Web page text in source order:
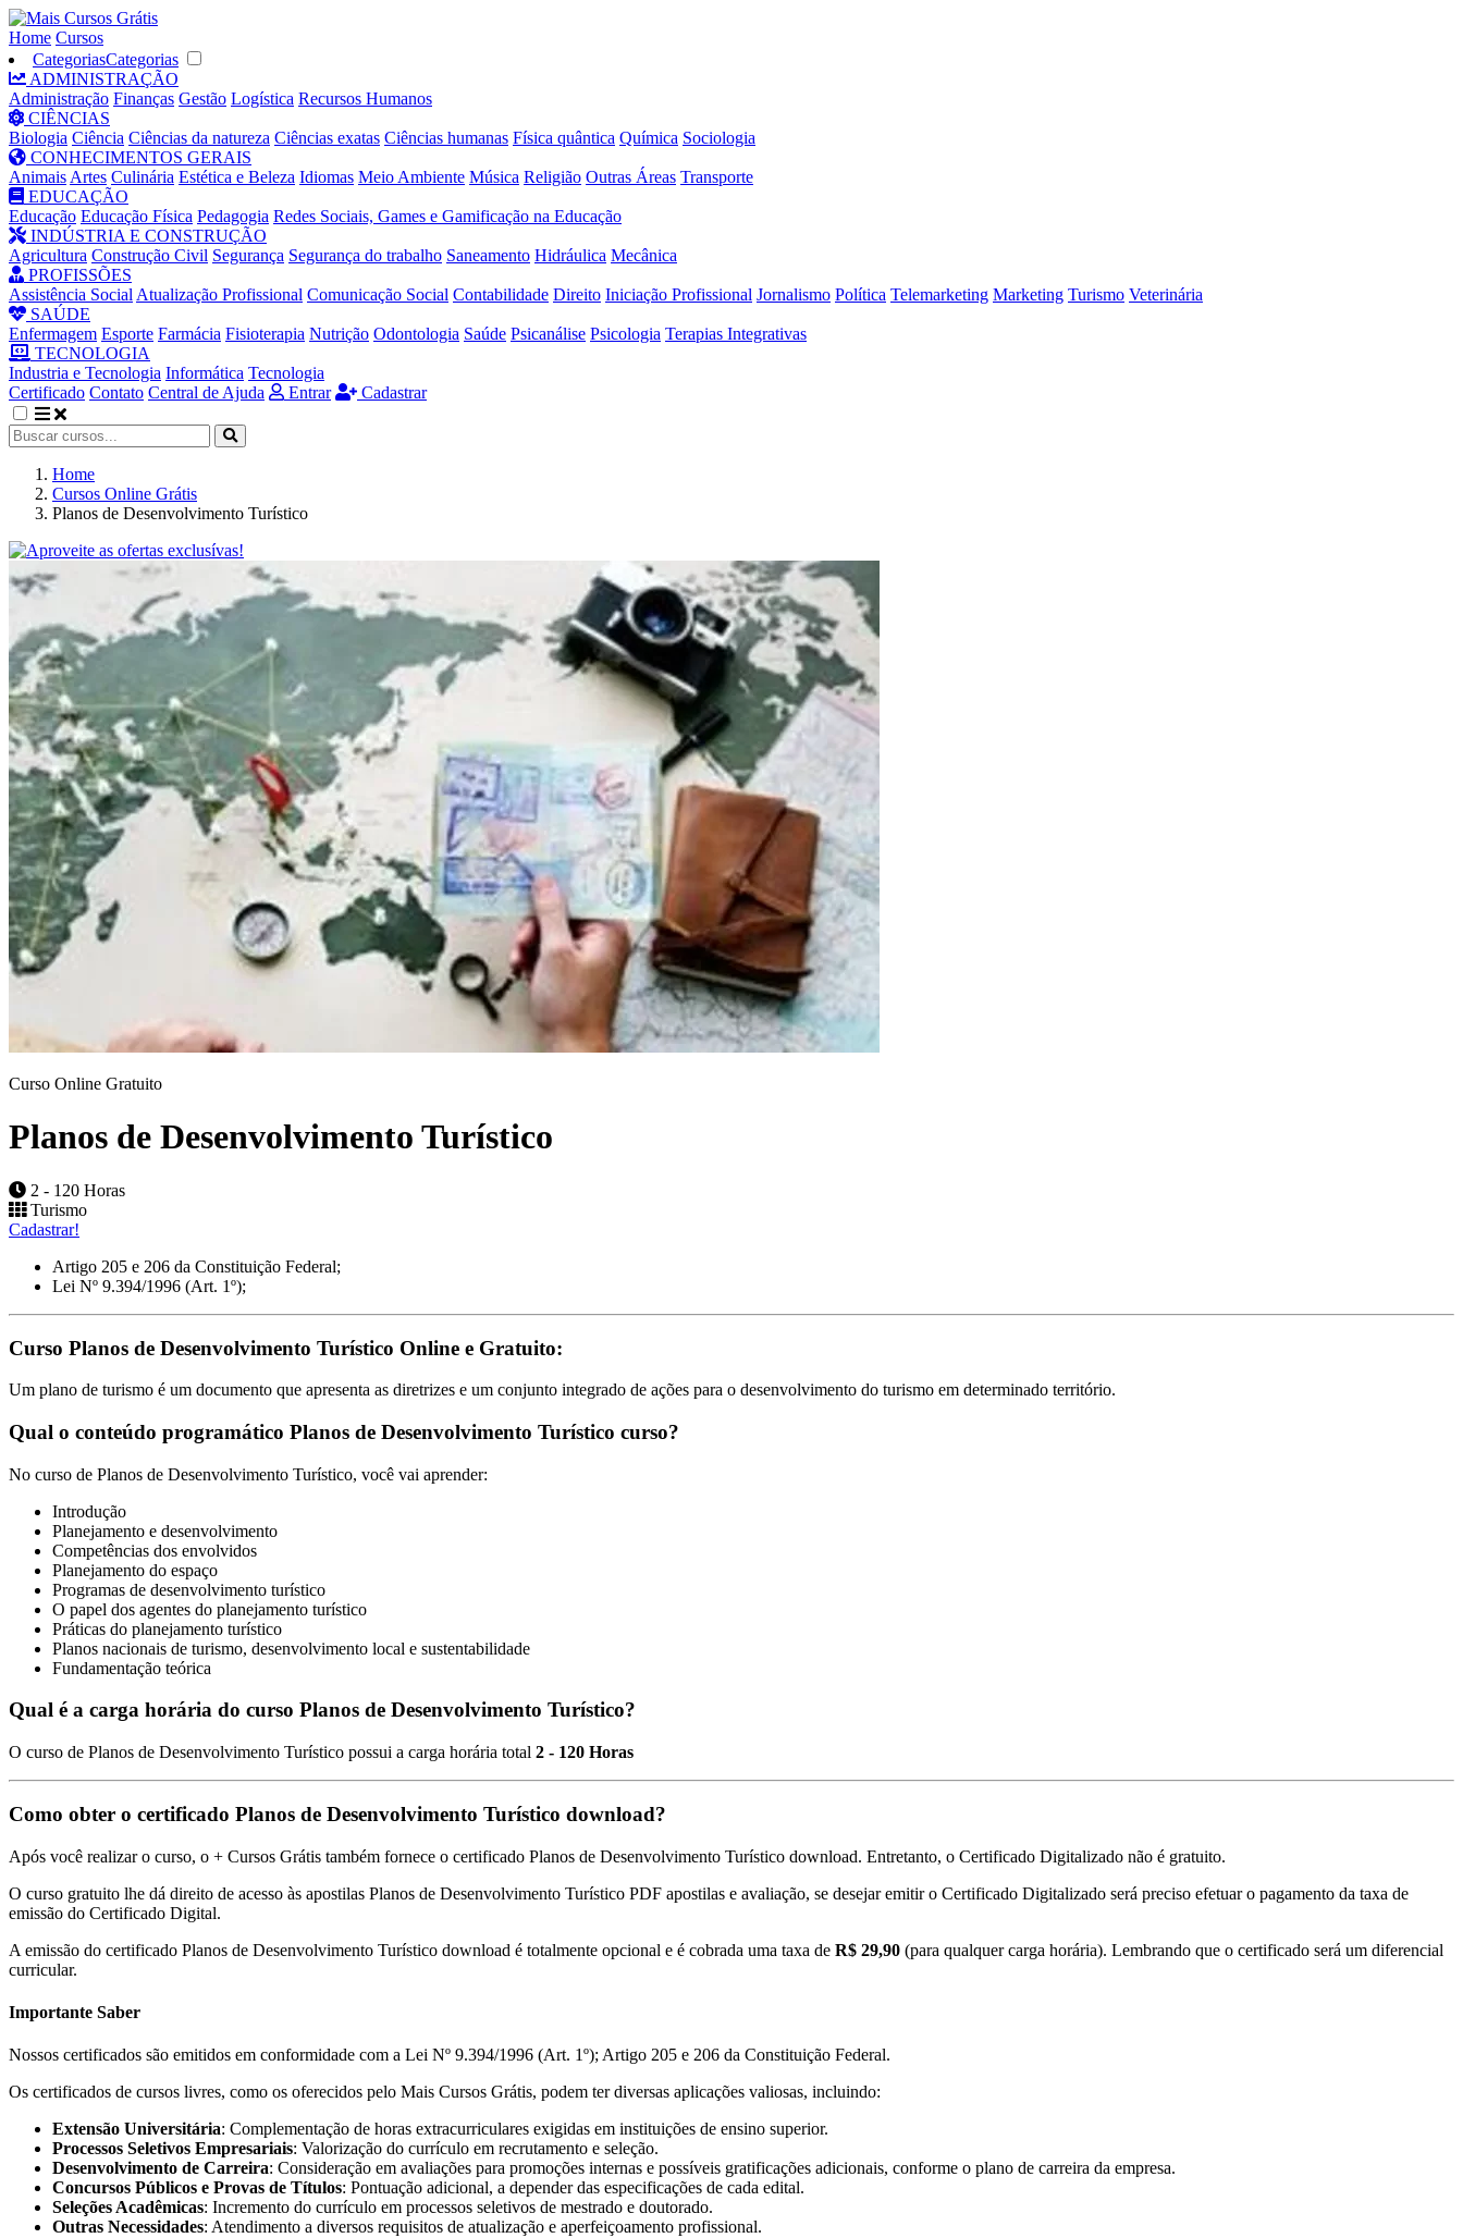
Home Cursos
CategoriasCategorias
ADMINISTRAÇÃO
Administração Finanças Gestão Logística Recursos Humanos
CIÊNCIAS
Biologia Ciência Ciências da natureza Ciências exatas Ciências humanas Física quântica Química Sociologia
CONHECIMENTOS GERAIS
Animais Artes Culinária Estética e Beleza Idiomas Meio Ambiente Música Religião Outras Áreas Transporte
EDUCAÇÃO
Educação Educação Física Pedagogia Redes Sociais, Games e Gamificação na Educação
INDÚSTRIA E CONSTRUÇÃO
Agricultura Construção Civil Segurança Segurança do trabalho Saneamento Hidráulica Mecânica
PROFISSÕES
Assistência Social Atualização Profissional Comunicação Social Contabilidade Direito Iniciação Profissional Jornalismo Política Telemarketing Marketing Turismo Veterinária
SAÚDE
Enfermagem Esporte Farmácia Fisioterapia Nutrição Odontologia Saúde Psicanálise Psicologia Terapias Integrativas
TECNOLOGIA
Industria e Tecnologia Informática Tecnologia
Certificado Contato Central de Ajuda Entrar Cadastrar
Home
Cursos Online Grátis
Planos de Desenvolvimento Turístico
Curso Online Gratuito
Planos de Desenvolvimento Turístico
2 - 120 Horas
Turismo
Cadastrar!
Artigo 205 e 206 da Constituição Federal;
Lei Nº 9.394/1996 (Art. 1º);
Curso Planos de Desenvolvimento Turístico Online e Gratuito:
Um plano de turismo é um documento que apresenta as diretrizes e um conjunto integrado de ações para o desenvolvimento do turismo em determinado território.
Qual o conteúdo programático Planos de Desenvolvimento Turístico curso?
No curso de Planos de Desenvolvimento Turístico, você vai aprender:
Introdução
Planejamento e desenvolvimento
Competências dos envolvidos
Planejamento do espaço
Programas de desenvolvimento turístico
O papel dos agentes do planejamento turístico
Práticas do planejamento turístico
Planos nacionais de turismo, desenvolvimento local e sustentabilidade
Fundamentação teórica
Qual é a carga horária do curso Planos de Desenvolvimento Turístico?
O curso de Planos de Desenvolvimento Turístico possui a carga horária total 2 - 120 Horas
Como obter o certificado Planos de Desenvolvimento Turístico download?
Após você realizar o curso, o + Cursos Grátis também fornece o certificado Planos de Desenvolvimento Turístico download. Entretanto, o Certificado Digitalizado não é gratuito.
O curso gratuito lhe dá direito de acesso às apostilas Planos de Desenvolvimento Turístico PDF apostilas e avaliação, se desejar emitir o Certificado Digitalizado será preciso efetuar o pagamento da taxa de
emissão do Certificado Digital.
A emissão do certificado Planos de Desenvolvimento Turístico download é totalmente opcional e é cobrada uma taxa de R$ 29,90 (para qualquer carga horária). Lembrando que o certificado será um diferencial
curricular.
Importante Saber
Nossos certificados são emitidos em conformidade com a Lei Nº 9.394/1996 (Art. 1º); Artigo 205 e 206 da Constituição Federal.
Os certificados de cursos livres, como os oferecidos pelo Mais Cursos Grátis, podem ter diversas aplicações valiosas, incluindo:
Extensão Universitária: Complementação de horas extracurriculares exigidas em instituições de ensino superior.
Processos Seletivos Empresariais: Valorização do currículo em recrutamento e seleção.
Desenvolvimento de Carreira: Consideração em avaliações para promoções internas e possíveis gratificações adicionais, conforme o plano de carreira da empresa.
Concursos Públicos e Provas de Títulos: Pontuação adicional, a depender das especificações de cada edital.
Seleções Acadêmicas: Incremento do currículo em processos seletivos de mestrado e doutorado.
Outras Necessidades: Atendimento a diversos requisitos de atualização e aperfeiçoamento profissional.